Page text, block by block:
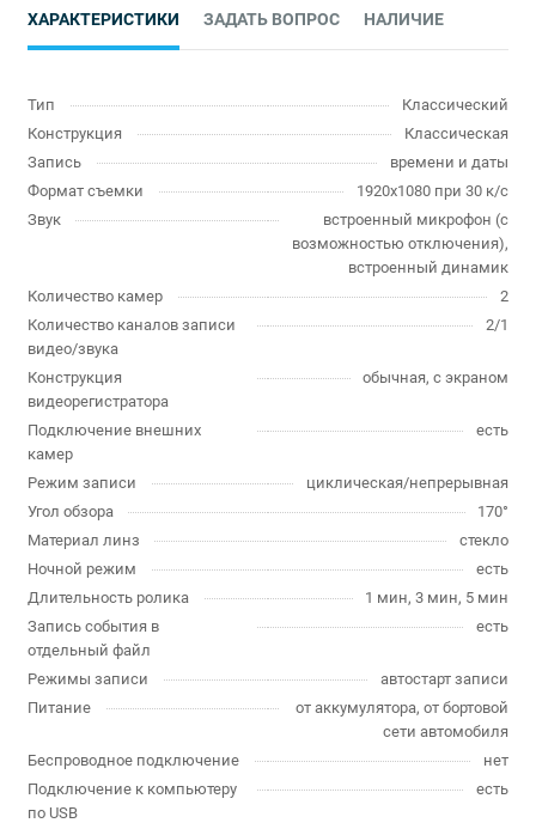
ХАРАКТЕРИСТИКИ ЗАДАТЬ ВОПРОС НАЛИЧИЕ
Тип
Классический
Конструкция
Классическая
Запись
времени и даты
Формат съемки
1920x1080 при 30 к/с
Звук
встроенный микрофон (с
возможностью отключения),
встроенный динамик
Количество камер
2
Количество каналов записи
видео/звука
2/1
Конструкция
видеорегистратора
обычная, с экраном
Подключение внешних
камер
есть
Режим записи
циклическая/непрерывная
Угол обзора
170°
Материал линз
стекло
Ночной режим
есть
Длительность ролика
1 мин, 3 мин, 5 мин
Запись события в
отдельный файл
есть
Режимы записи
автостарт записи
Питание
от аккумулятора, от бортовой
сети автомобиля
Беспроводное подключение
нет
Подключение к компьютеру
по USB
есть